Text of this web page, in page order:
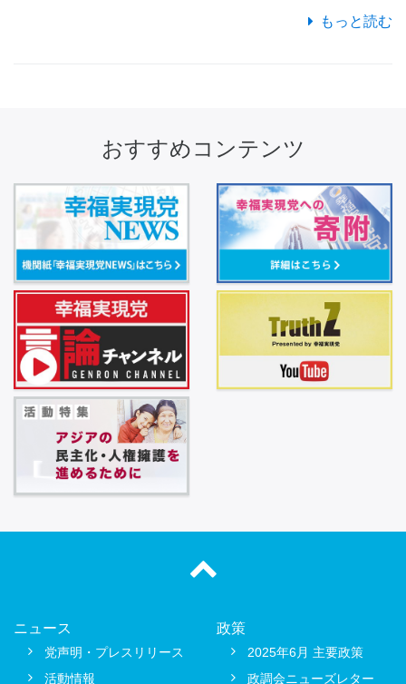
もっと読む
おすすめコンテンツ
ニュース
党声明・プレスリリース
活動情報
政策
2025年6月 主要政策
政調会ニューズレター